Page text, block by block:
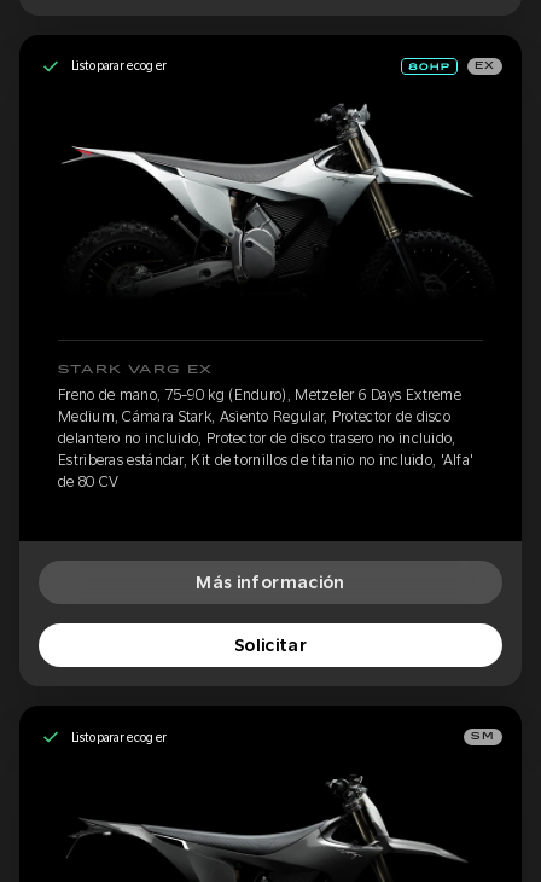
Listo para recoger EX
STARK VARG EX
Freno de mano, 75-90 kg (Enduro), Metzeler 6 Days Extreme
Medium, Cámara Stark, Asiento Regular, Protector de disco
delantero no incluido, Protector de disco trasero no incluido,
Estriberas estándar, Kit de tornillos de titanio no incluido, 'Alfa'
de 80 CV
Más información
Solicitar
Listo para recoger SM